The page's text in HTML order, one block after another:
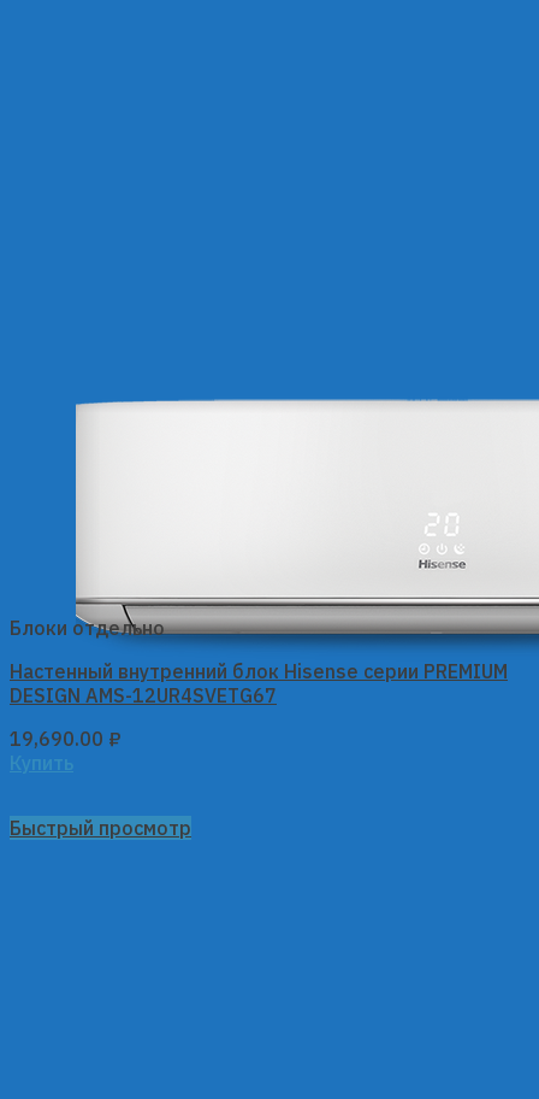
Быстрый просмотр
Блоки отдельно
Настенный внутренний блок Hisense серии PREMIUM
DESIGN AMS-12UR4SVETG67
19,690.00 ₽
Купить